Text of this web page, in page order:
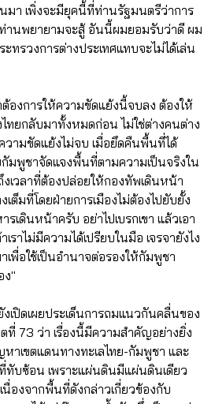
มา เพิ่งจะมียุคนี้ที่ท่านรัฐมนตรีว่าการ
ท่านพยายามจะสู้ อันนี้ผมยอมรับว่าดี ผม
ทรวงการต่างประเทศแทบจะไม่ได้เล่น
องการให้ความขัดแย้งนี้จบลง ต้องให้
ทยกลับมาทั้งหมดก่อน ไม่ใช่ต่างคนต่าง
ามขัดแย้งไม่จบ เมื่อยึดคืนพื้นที่ได้
มพูชาจัดแจงพื้นที่ตามความเป็นจริงใน
เวลาที่ต้องปล่อยให้กองทัพเดินหน้า
ต็มที่โดยฝ่ายการเมืองไม่ต้องไปยับยั้ง
เดินหน้าครับ อย่าไปเบรกเขา แล้วเอา
ราไม่มีความได้เปรียบในมือ เจรจายังไง
พื่อใช้เป็นอำนาจต่อรองให้กัมพูชา
ง"
ปิดเผยประเด็นการถมแนวกันคลื่นของ
ที่ 73 ว่า เรื่องนี้มีความสำคัญอย่างยิ่ง
าเขตแดนทางทะเลไทย-กัมพูชา และ
บซ้อน เพราะแผ่นดินมีแผ่นดินเดียว
องจากพื้นที่ดังกล่าวเกี่ยวข้องกับ